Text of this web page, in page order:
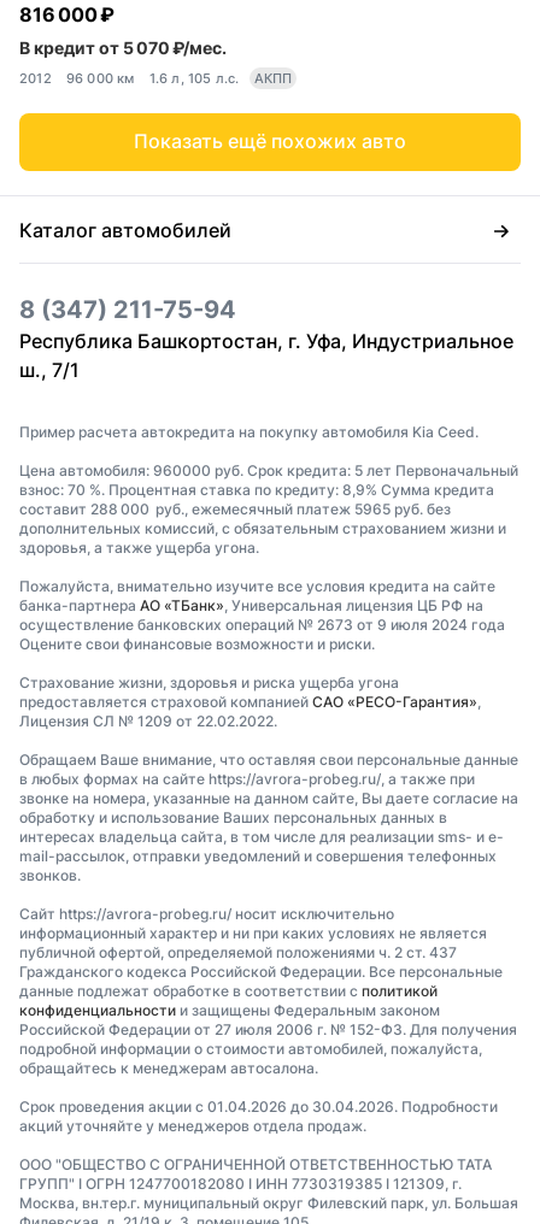
816 000 ₽
В кредит от 5 070 ₽/мес.
2012 96 000 км 1.6 л, 105 л.с. АКПП
Показать ещё похожих авто
Каталог автомобилей
8 (347) 211-75-94
Республика Башкортостан, г. Уфа, Индустриальное
ш., 7/1
Пример расчета автокредита на покупку автомобиля Kia Ceed.
Цена автомобиля: 960000 руб. Срок кредита: 5 лет Первоначальный
взнос: 70 %. Процентная ставка по кредиту: 8,9% Сумма кредита
составит 288 000 руб., ежемесячный платеж 5965 руб. без
дополнительных комиссий, с обязательным страхованием жизни и
здоровья, а также ущерба угона.
Пожалуйста, внимательно изучите все условия кредита на сайте
банка-партнера АО «ТБанк», Универсальная лицензия ЦБ РФ на
осуществление банковских операций № 2673 от 9 июля 2024 года
Оцените свои финансовые возможности и риски.
Страхование жизни, здоровья и риска ущерба угона
предоставляется страховой компанией САО «РЕСО-Гарантия»,
Лицензия СЛ № 1209 от 22.02.2022.
Обращаем Ваше внимание, что оставляя свои персональные данные
в любых формах на сайте https://avrora-probeg.ru/, а также при
звонке на номера, указанные на данном сайте, Вы даете согласие на
обработку и использование Ваших персональных данных в
интересах владельца сайта, в том числе для реализации sms- и e-
mail-рассылок, отправки уведомлений и совершения телефонных
звонков.
Сайт https://avrora-probeg.ru/ носит исключительно
информационный характер и ни при каких условиях не является
публичной офертой, определяемой положениями ч. 2 ст. 437
Гражданского кодекса Российской Федерации. Все персональные
данные подлежат обработке в соответствии с политикой
конфиденциальности и защищены Федеральным законом
Российской Федерации от 27 июля 2006 г. № 152-ФЗ. Для получения
подробной информации о стоимости автомобилей, пожалуйста,
обращайтесь к менеджерам автосалона.
Срок проведения акции с 01.04.2026 до 30.04.2026. Подробности
акций уточняйте у менеджеров отдела продаж.
ООО "ОБЩЕСТВО С ОГРАНИЧЕННОЙ ОТВЕТСТВЕННОСТЬЮ ТАТА
ГРУПП" I ОГРН 1247700182080 I ИНН 7730319385 I 121309, г.
Москва, вн.тер.г. муниципальный округ Филевский парк, ул. Большая